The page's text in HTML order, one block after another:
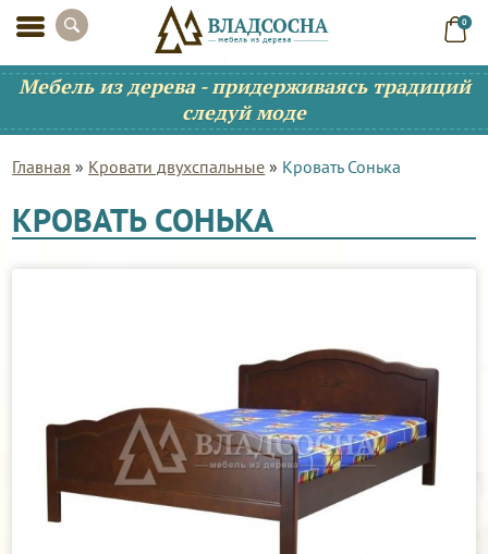
0
Мебель из дерева - придерживаясь традиций
следуй моде
Главная » Кровати двухспальные » Кровать Сонька
КРОВАТЬ СОНЬКА